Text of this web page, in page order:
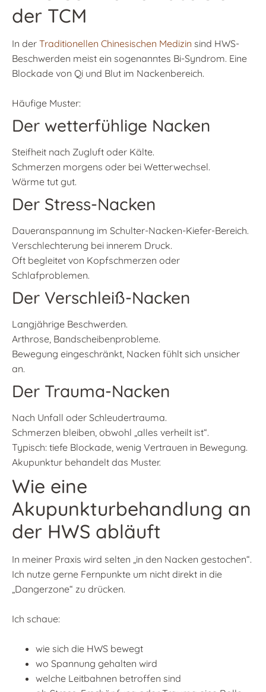
der TCM
In der Traditionellen Chinesischen Medizin sind HWS-
Beschwerden meist ein sogenanntes Bi-Syndrom. Eine
Blockade von Qi und Blut im Nackenbereich.
Häufige Muster:
Der wetterfühlige Nacken
Steifheit nach Zugluft oder Kälte.
Schmerzen morgens oder bei Wetterwechsel.
Wärme tut gut.
Der Stress-Nacken
Daueranspannung im Schulter-Nacken-Kiefer-Bereich.
Verschlechterung bei innerem Druck.
Oft begleitet von Kopfschmerzen oder
Schlafproblemen.
Der Verschleiß-Nacken
Langjährige Beschwerden.
Arthrose, Bandscheibenprobleme.
Bewegung eingeschränkt, Nacken fühlt sich unsicher
an.
Der Trauma-Nacken
Nach Unfall oder Schleudertrauma.
Schmerzen bleiben, obwohl „alles verheilt ist“.
Typisch: tiefe Blockade, wenig Vertrauen in Bewegung.
Akupunktur behandelt das Muster.
Wie eine
Akupunkturbehandlung an
der HWS abläuft
In meiner Praxis wird selten „in den Nacken gestochen“.
Ich nutze gerne Fernpunkte um nicht direkt in die
„Dangerzone“ zu drücken.
Ich schaue:
wie sich die HWS bewegt
wo Spannung gehalten wird
welche Leitbahnen betroffen sind